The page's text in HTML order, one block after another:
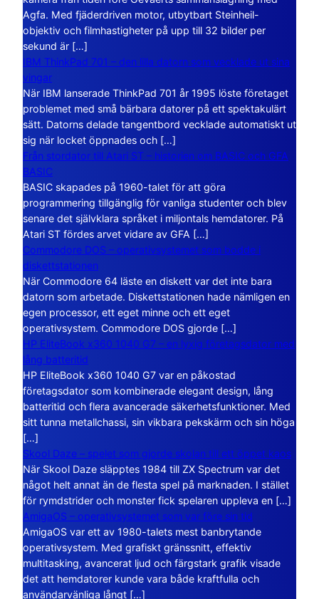
Agfa. Med fjäderdriven motor, utbytbart Steinheil-
objektiv och filmhastigheter på upp till 32 bilder per
sekund är […]
IBM ThinkPad 701 – den lilla datorn som vecklade ut sina
vingar
När IBM lanserade ThinkPad 701 år 1995 löste företaget
problemet med små bärbara datorer på ett spektakulärt
sätt. Datorns delade tangentbord vecklade automatiskt ut
sig när locket öppnades och […]
Från stordator till Atari ST – historien om BASIC och GFA
BASIC
BASIC skapades på 1960-talet för att göra
programmering tillgänglig för vanliga studenter och blev
senare det självklara språket i miljontals hemdatorer. På
Atari ST fördes arvet vidare av GFA […]
Commodore DOS – operativsystemet som bodde i
diskettstationen
När Commodore 64 läste en diskett var det inte bara
datorn som arbetade. Diskettstationen hade nämligen en
egen processor, ett eget minne och ett eget
operativsystem. Commodore DOS gjorde […]
HP EliteBook x360 1040 G7 – en lyxig företagsdator med
lång batteritid
HP EliteBook x360 1040 G7 var en påkostad
företagsdator som kombinerade elegant design, lång
batteritid och flera avancerade säkerhetsfunktioner. Med
sitt tunna metallchassi, sin vikbara pekskärm och sin höga
[…]
Skool Daze – spelet som gjorde skolan till ett öppet kaos
När Skool Daze släpptes 1984 till ZX Spectrum var det
något helt annat än de flesta spel på marknaden. I stället
för rymdstrider och monster fick spelaren uppleva en […]
AmigaOS – operativsystemet som var före sin tid
AmigaOS var ett av 1980-talets mest banbrytande
operativsystem. Med grafiskt gränssnitt, effektiv
multitasking, avancerat ljud och färgstark grafik visade
det att hemdatorer kunde vara både kraftfulla och
användarvänliga långt […]